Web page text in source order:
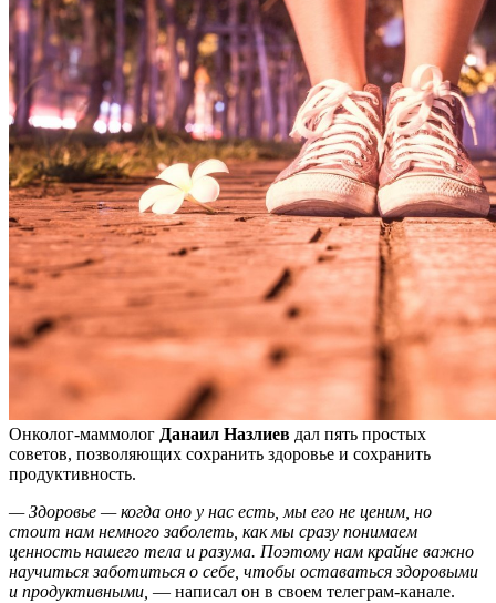
Онколог-маммолог Данаил Назлиев дал пять простых
советов, позволяющих сохранить здоровье и сохранить
продуктивность.
— Здоровье — когда оно у нас есть, мы его не ценим, но
стоит нам немного заболеть, как мы сразу понимаем
ценность нашего тела и разума. Поэтому нам крайне важно
научиться заботиться о себе, чтобы оставаться здоровыми
и продуктивными, — написал он в своем телеграм-канале.